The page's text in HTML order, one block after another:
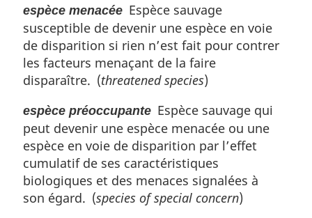
espèce menacée Espèce sauvage
susceptible de devenir une espèce en voie
de disparition si rien n’est fait pour contrer
les facteurs menaçant de la faire
disparaître. (threatened species)
espèce préoccupante Espèce sauvage qui
peut devenir une espèce menacée ou une
espèce en voie de disparition par l’effet
cumulatif de ses caractéristiques
biologiques et des menaces signalées à
son égard. (species of special concern)